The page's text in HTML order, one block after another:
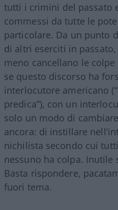
tutti i crimini del passato
commessi da tutte le
particolare. Da un punto
di altri eserciti in
meno cancellano le
se questo discorso ha
interlocutore americano
predica”), con un
solo un modo di
ancora: di instillare
nichilista secondo cui
nessuno ha colpa. Inutile
Basta rispondere,
fuori tema.